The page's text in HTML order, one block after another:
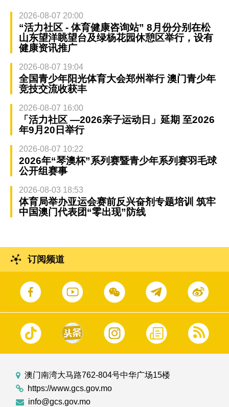
2026-08-07 20:00
“活力社区 - 体育健康咨询站” 8月份分别在松
山东望洋眺望台及绿杨花园休憩区举行，设有
健康资讯推广
2026-08-07 19:04
全国青少年阳光体育大会郑州举行 澳门青少年
竞技交流收获丰
2026-08-07 16:00
「活力社区 —2026亲子运动日」延期 至2026
年9月20日举行
2026-08-07 10:22
2026年“琴澳杯”系列赛暨青少年系列赛羽毛球
公开组赛事
2026-08-03 18:53
体育局举办亚运会赛前反兴奋剂专题培训 筑牢
中国澳门代表团“零出现”防线
订阅频道
澳门南湾大马路762-804号中华广场15楼
https://www.gcs.gov.mo
info@gcs.gov.mo